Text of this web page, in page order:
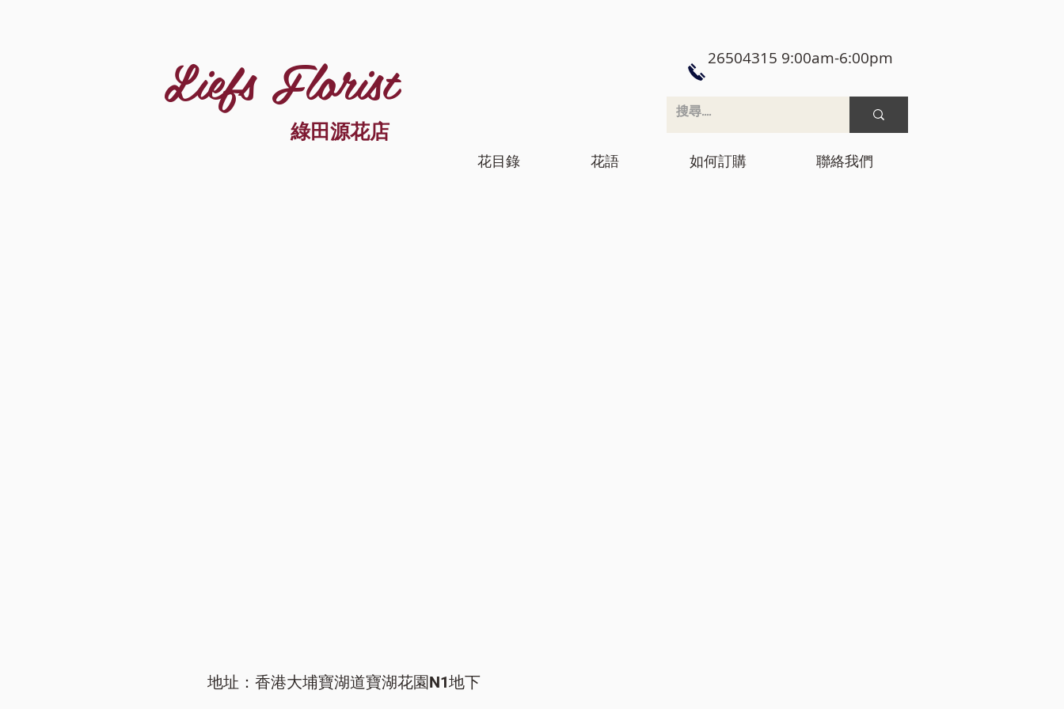
Liefs Florist
綠田源花店
26504315 9:00am-6:00pm
花目錄 花語 如何訂購 聯絡我們
地址：香港大埔寶湖道寶湖花園N1地下